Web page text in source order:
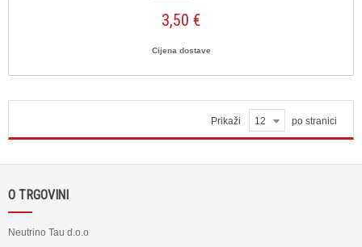
3,50 €
Cijena dostave
Prikaži 12 po stranici
O TRGOVINI
Neutrino Tau d.o.o